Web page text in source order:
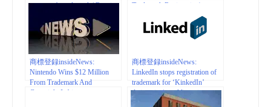
company’s trademark | Russian
Legal Information Agency
(RAPSI).
Trademark Registration) –
商標登録insideNews:
Nintendo Wins $12 Million
From Trademark And
Copyright Infringement
商標登録insideNews:
LinkedIn stops registration of
trademark for ‘KinkedIn’
dating site | worldipreview.com